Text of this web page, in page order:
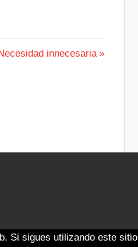
innecesaria
Si sigues utilizando este